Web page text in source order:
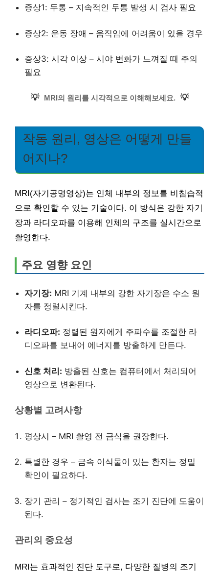
증상1: 두통 – 지속적인 두통 발생 시 검사 필요
증상2: 운동 장애 – 움직임에 어려움이 있을 경우
증상3: 시각 이상 – 시야 변화가 느껴질 때 주의
필요
💡 MRI의 원리를 시각적으로 이해해보세요. 💡
작동 원리, 영상은 어떻게 만들
어지나?
MRI(자기공명영상)는 인체 내부의 정보를 비침습적
으로 확인할 수 있는 기술이다. 이 방식은 강한 자기
장과 라디오파를 이용해 인체의 구조를 실시간으로
촬영한다.
주요 영향 요인
자기장: MRI 기계 내부의 강한 자기장은 수소 원
자를 정렬시킨다.
라디오파: 정렬된 원자에게 주파수를 조절한 라
디오파를 보내어 에너지를 방출하게 만든다.
신호 처리: 방출된 신호는 컴퓨터에서 처리되어
영상으로 변환된다.
상황별 고려사항
평상시 – MRI 촬영 전 금식을 권장한다.
특별한 경우 – 금속 이식물이 있는 환자는 정밀
확인이 필요하다.
장기 관리 – 정기적인 검사는 조기 진단에 도움이
된다.
관리의 중요성
MRI는 효과적인 진단 도구로, 다양한 질병의 조기